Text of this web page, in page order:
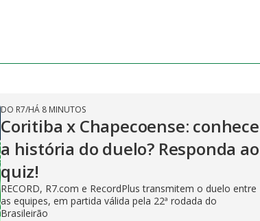
DO R7/HÁ 8 MINUTOS
Coritiba x Chapecoense: conhece
a história do duelo? Responda ao
quiz!
RECORD, R7.com e RecordPlus transmitem o duelo entre
as equipes, em partida válida pela 22ª rodada do
Brasileirão